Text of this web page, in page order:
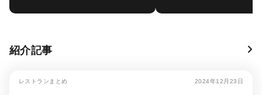
紹介記事
レストランまとめ 2024年12月23日